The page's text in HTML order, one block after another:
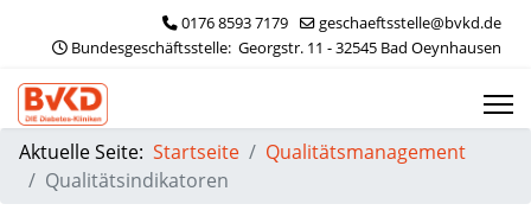
0176 8593 7179
geschaeftsstelle@bvkd.de
Bundesgeschäftsstelle:  Georgstr. 11 - 32545 Bad Oeynhausen
Aktuelle Seite: Startseite
Qualitätsmanagement
Qualitätsindikatoren